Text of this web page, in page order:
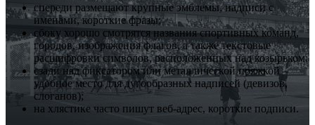
спереди размещают крупные эмблемы, надписи с
именами, короткие фразы;
сбоку хорошо смотрятся названия спортивных команд,
городов, изображения флагов, а также текстовые
расшифровки символов, расположенных над козырьком;
сзади над фиксатором или металлической пряжкой –
удобное место для дугообразных надписей (девизов,
слоганов);
на хлястике часто пишут веб-адрес, короткие подписи.